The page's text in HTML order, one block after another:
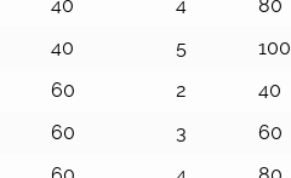
40 4 80
40 5 100
60 2 40
60 3 60